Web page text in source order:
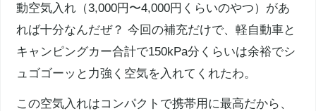
動空気入れ（3,000円〜4,000円くらいのやつ）があ
れば十分なんだぜ？ 今回の補充だけで、軽自動車と
キャンピングカー合計で150kPa分くらいは余裕でシ
ュゴゴーッと力強く空気を入れてくれたわ。
この空気入れはコンパクトで携帯用に最高だから、